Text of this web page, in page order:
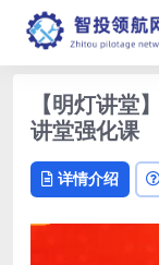
【明灯讲堂
讲堂强化课
详情介绍